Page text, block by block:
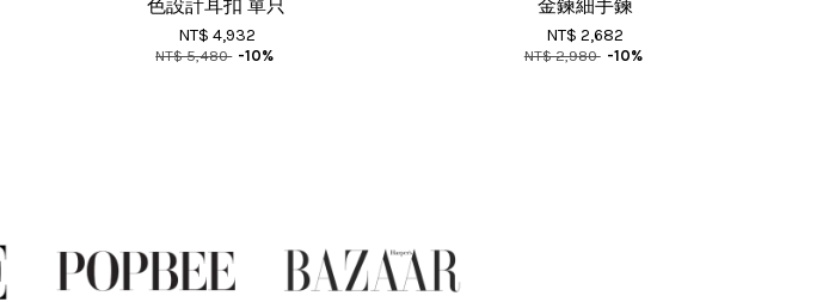
色設計耳扣 單只
NT$ 4,932
NT$ 5,480 -10%
金鍊細手鍊
NT$ 2,682
NT$ 2,980 -10%